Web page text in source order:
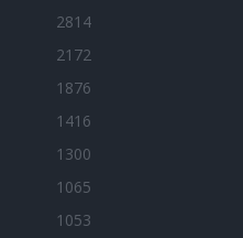
2814
2172
1876
1416
1300
1065
1053